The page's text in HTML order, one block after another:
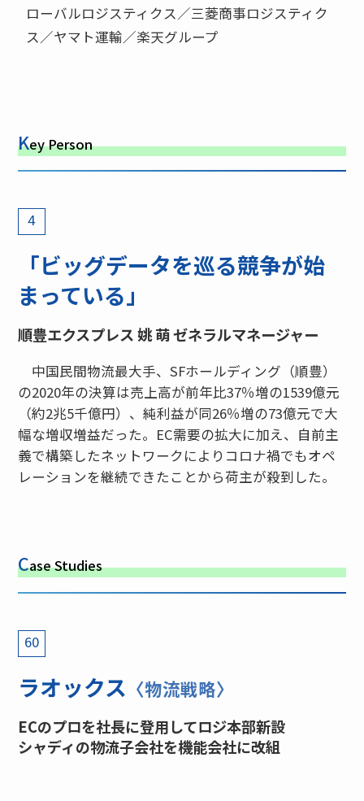
ローバルロジスティクス／三菱商事ロジスティク
ス／ヤマト運輸／楽天グループ
Key Person
4
「ビッグデータを巡る競争が始
まっている」
順豊エクスプレス 姚 萌 ゼネラルマネージャー
中国民間物流最大手、SFホールディング（順豊）
の2020年の決算は売上高が前年比37％増の1539億元
（約2兆5千億円）、純利益が同26％増の73億元で大
幅な増収増益だった。EC需要の拡大に加え、自前主
義で構築したネットワークによりコロナ禍でもオペ
レーションを継続できたことから荷主が殺到した。
Case Studies
60
ラオックス 〈物流戦略〉
ECのプロを社長に登用してロジ本部新設
シャディの物流子会社を機能会社に改組